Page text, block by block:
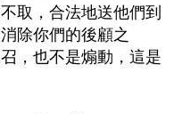
取，合法地送他們到
除你們的後顧之
，也不是煽動，這是